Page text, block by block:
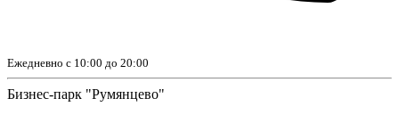
Ежедневно с 10:00 до 20:00
Бизнес-парк "Румянцево"